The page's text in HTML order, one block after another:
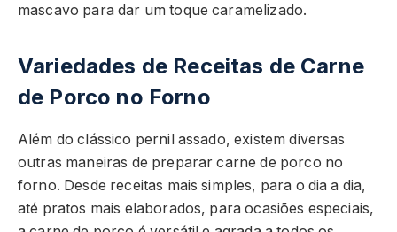
mascavo para dar um toque caramelizado.
Variedades de Receitas de Carne
de Porco no Forno
Além do clássico pernil assado, existem diversas
outras maneiras de preparar carne de porco no
forno. Desde receitas mais simples, para o dia a dia,
até pratos mais elaborados, para ocasiões especiais,